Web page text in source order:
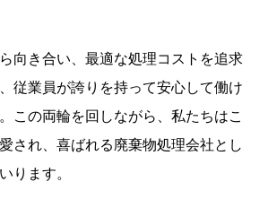
向き合い、最適な処理コストを追求
従業員が誇りを持って安心して働け
この両輪を回しながら、私たちはこ
され、喜ばれる廃棄物処理会社とし
ります。